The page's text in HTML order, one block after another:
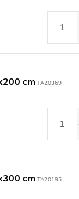
cm TA20369
cm TA20195